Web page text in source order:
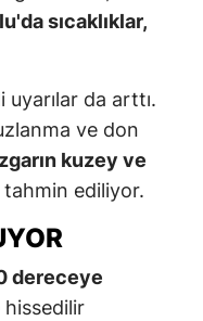
sıcaklıklar,
da arttı.
ve don
kuzey ve
tahmin ediliyor.
dereceye
hissedilir